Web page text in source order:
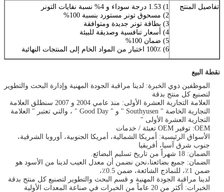
تفاصيل المنتج
1) 1.53 درجة سوداء و 4% نسبة نفايات التونر
2) مسحوق تونر مستورد بنسبة 100%
3) بطاقة تونر جديدة ومتوافقة
4) أسعار تنافسية وصديقة للبيئة
5) ضمان 100%
6) 100٪ اختبار من المواد الخام إلى المنتجات النهائية
نقطة البيع
الموظفين ذوي الخبرة: لدينا مراقبة الجودة المهنية وإدارة البحث والتطوير
لتصنيع كل منتج بدقة
العلامة التجارية العشرة الأولى: منذ عامي 2004 و 2007 سنطلق العلامة
التجارية الخاصة " Southyusen " و " Good Day " ، والتي تعتبر " العلامة
التجارية العشرة الأولى "
OEM: توفير OEM تعبئة / خدمات
الأسواق الرئيسية: أمريكا الشمالية، أمريكا الجنوبية، أوروبا الشرقية،
جنوب شرق آسيا، أفريقيا
الضمان: 18 شهراً من تاريخ تسليم البضائع.
الضمان: جميع بضائعنا،نحن نضمن أن معدل العيب لدينا من الأسود هو
ضمن 1٪، للنماذج الشائعة، ضمن 0.5٪،
لدينا مراقبة الجودة المهنية و قسم البحث والتطوير لتصنيع كل منتج بدقة
الخبرات: أكثر من 20 عاماً من الخبرات في صناعة المعدات الأولية